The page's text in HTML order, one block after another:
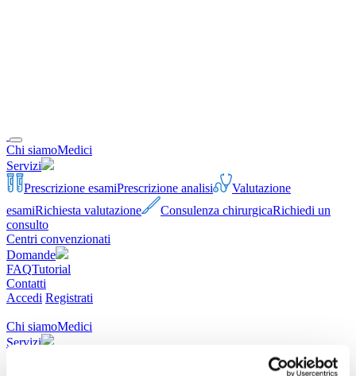
Chi siamoMedici
Servizi
Prescrizione esamiPrescrizione analisi
Valutazione
esamiRichiesta valutazione Consulenza chirurgicaRichiedi un
consulto
Centri convenzionati
Domande
FAQTutorial
Contatti
Accedi Registrati
Chi siamoMedici
Servizi
Valutazione